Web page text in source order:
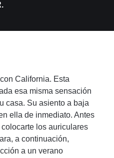
California. Esta
esa misma sensación
casa. Su asiento a baja
ella de inmediato. Antes
los auriculares
a continuación,
a un verano